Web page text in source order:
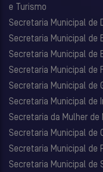
e Turismo
Secretaria Municipal de
Secretaria Municipal de
Secretaria Municipal de
Secretaria Municipal de
Secretaria Municipal de
Secretaria Municipal de
Secretaria da Mulher de
Secretaria Municipal de
Secretaria Municipal de
Secretaria Municipal de